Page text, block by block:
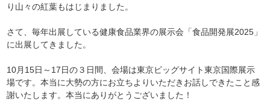
り山々の紅葉もはじまりました。
さて、毎年出展している健康食品業界の展示会「食品開発展2025」
に出展してきました。
10月15日～17日の３日間、会場は東京ビッグサイト東京国際展示
場です。本当に大勢の方にお立ちよりいただきお話しできたこと感
謝いたします。本当にありがとうございました！